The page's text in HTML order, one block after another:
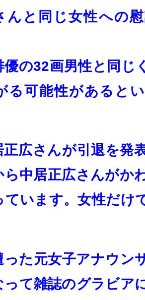
んと同じ女性への
優の32画男性と同じ
る可能性があると
正広さんが引退を発
ら中居正広さんがか
ていま す。女性だけ
った元女子アナウン
って雑誌のグラビア